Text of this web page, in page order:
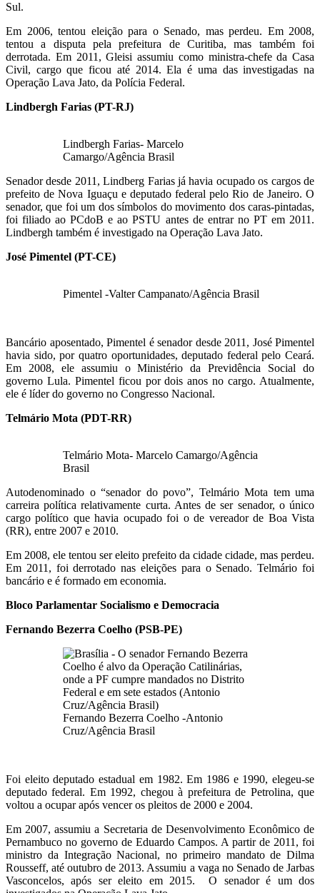
Sul.
Em 2006, tentou eleição para o Senado, mas perdeu. Em 2008,
tentou a disputa pela prefeitura de Curitiba, mas também foi
derrotada. Em 2011, Gleisi assumiu como ministra-chefe da Casa
Civil, cargo que ficou até 2014. Ela é uma das investigadas na
Operação Lava Jato, da Polícia Federal.
Lindbergh Farias (PT-RJ)
Lindbergh Farias- Marcelo
Camargo/Agência Brasil
Senador desde 2011, Lindberg Farias já havia ocupado os cargos de
prefeito de Nova Iguaçu e deputado federal pelo Rio de Janeiro. O
senador, que foi um dos símbolos do movimento dos caras-pintadas,
foi filiado ao PCdoB e ao PSTU antes de entrar no PT em 2011.
Lindbergh também é investigado na Operação Lava Jato.
José Pimentel (PT-CE)
Pimentel -Valter Campanato/Agência Brasil
Bancário aposentado, Pimentel é senador desde 2011, José Pimentel
havia sido, por quatro oportunidades, deputado federal pelo Ceará.
Em 2008, ele assumiu o Ministério da Previdência Social do
governo Lula. Pimentel ficou por dois anos no cargo. Atualmente,
ele é líder do governo no Congresso Nacional.
Telmário Mota (PDT-RR)
Telmário Mota- Marcelo Camargo/Agência
Brasil
Autodenominado o “senador do povo”, Telmário Mota tem uma
carreira política relativamente curta. Antes de ser senador, o único
cargo político que havia ocupado foi o de vereador de Boa Vista
(RR), entre 2007 e 2010.
Em 2008, ele tentou ser eleito prefeito da cidade cidade, mas perdeu.
Em 2011, foi derrotado nas eleições para o Senado. Telmário foi
bancário e é formado em economia.
Bloco Parlamentar Socialismo e Democracia
Fernando Bezerra Coelho (PSB-PE)
Fernando Bezerra Coelho -Antonio
Cruz/Agência Brasil
Foi eleito deputado estadual em 1982. Em 1986 e 1990, elegeu-se
deputado federal. Em 1992, chegou à prefeitura de Petrolina, que
voltou a ocupar após vencer os pleitos de 2000 e 2004.
Em 2007, assumiu a Secretaria de Desenvolvimento Econômico de
Pernambuco no governo de Eduardo Campos. A partir de 2011, foi
ministro da Integração Nacional, no primeiro mandato de Dilma
Rousseff, até outubro de 2013. Assumiu a vaga no Senado de Jarbas
Vasconcelos, após ser eleito em 2015. O senador é um dos